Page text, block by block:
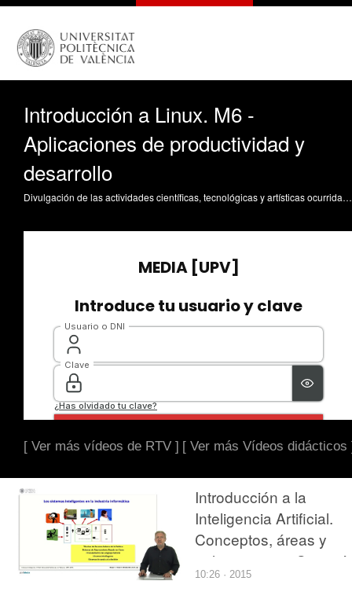
Introducción a Linux. M6 -
Aplicaciones de productividad y
desarrollo
Divulgación de las actividades científicas, tecnológicas y artísticas ocurridas en los tres campus de la UPV
[ Ver más vídeos de RTV ] [ Ver más Vídeos didácticos
Introducción a la
Inteligencia Artificial.
Conceptos, áreas y
aplicaciones. ¿Se está
utilizando la tecnología
10:26 · 2015